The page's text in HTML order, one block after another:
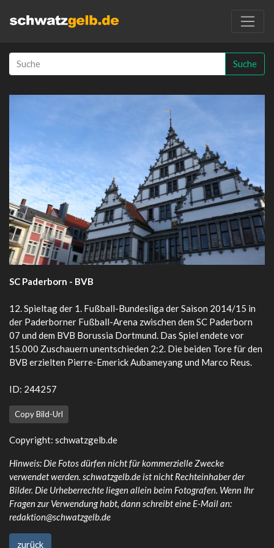
Suche
SC Paderborn - BVB
12. Spieltag der 1. Fußball-Bundesliga der Saison 2014/15 in
der Paderborner Fußball-Arena zwischen dem SC Paderborn
07 und dem BVB Borussia Dortmund. Das Spiel endete vor
15.000 Zuschauern unentschieden 2:2. Die beiden Tore für den
BVB erzielten Pierre-Emerick Aubameyang und Marco Reus.
ID: 244257
Copy Bild-Url
Copyright: schwatzgelb.de
Hinweis: Die Fotos dürfen nicht für kommerzielle Zwecke
verwendet werden. schwatzgelb.de ist nicht Rechteinhaber der
Bilder. Die Urheberrechte liegen allein beim Fotografen. Wenn Ihr
Fragen zur Verwendung habt, dann schreibt eine E-Mail an:
redaktion@schwatzgelb.de
zurück